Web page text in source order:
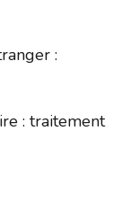
:
: traitement